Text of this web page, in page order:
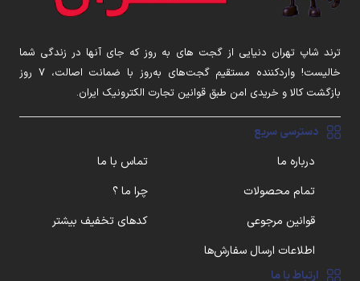
ترند شاپ تهران دنیایی از گجت های به روز که جای آنها در زندگی شما
خالیست! واردکننده مستقیم گجت‌های به‌روز با ضمانت اصالت، ۷ روز
بازگشت کالا و خریدی امن طبق قوانین تجارت الکترونیک ایران.
دسترسی سریع
درباره ما
تماس با ما
تمام محصولات
چرا ما ؟
قوانین مرجوعی
کدهای تخفیف بیشتر
اطلاعات ارسال سفارش‌ها
ارتباط با ما